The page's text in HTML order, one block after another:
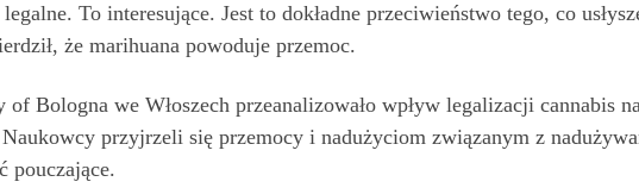
To interesujące. Jest to dokładne przeciwieństwo tego, co
że marihuana powoduje przemoc.
Bologna we Włoszech przeanalizowało wpływ legalizacji cannabis
przyjrzeli się przemocy i nadużyciom związanym z
pouczające.